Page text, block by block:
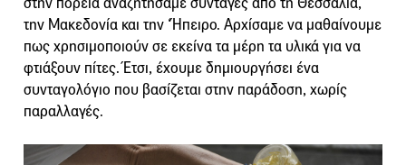
την Μακεδονία και την ‘Ήπειρο. Αρχίσαμε να μαθαίνουμε
πως χρησιμοποιούν σε εκείνα τα μέρη τα υλικά για να
φτιάξουν πίτες. Έτσι, έχουμε δημιουργήσει ένα
συνταγολόγιο που βασίζεται στην παράδοση, χωρίς
παραλλαγές.